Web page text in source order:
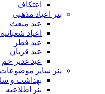
اعتکاف
بنر اعیاد مذهبی
عید مبعث
اعیاد شعبانیه
عید فطر
عید قربان
عید غدیر خم
بنر سایر موضوعات
بهداشت و
بنر اطلاعیه